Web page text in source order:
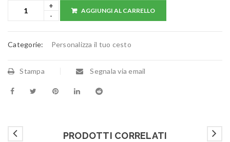
AGGIUNGI AL CARRELLO
Categorie: Personalizza il tuo cesto
Stampa Segnala via email
PRODOTTI CORRELATI